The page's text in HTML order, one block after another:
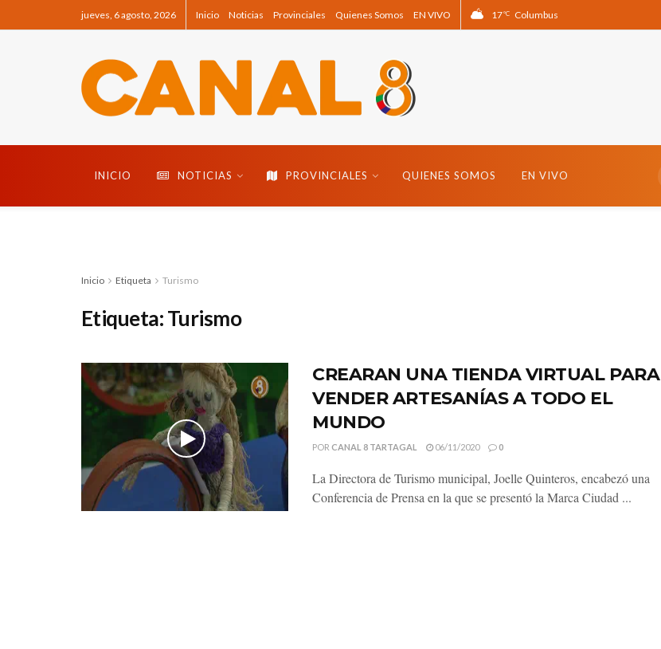
jueves, 6 agosto, 2026 Inicio Noticias Provinciales Quienes Somos EN VIVO 17°C Columbus
INICIO NOTICIAS PROVINCIALES QUIENES SOMOS EN VIVO
Inicio Etiqueta Turismo
Etiqueta:Turismo
CREARAN UNA TIENDA VIRTUAL PARA
VENDER ARTESANÍAS A TODO EL
MUNDO
POR CANAL 8 TARTAGAL 06/11/2020 0
La Directora de Turismo municipal, Joelle Quinteros, encabezó una
Conferencia de Prensa en la que se presentó la Marca Ciudad ...